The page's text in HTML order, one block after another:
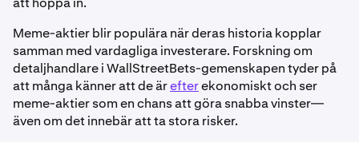
Meme-aktier blir populära när deras historia kopplar
samman med vardagliga investerare. Forskning om
detaljhandlare i WallStreetBets-gemenskapen tyder på
att många känner att de ärefterekonomiskt och ser
meme-aktier som en chans att göra snabba vinster—
även om det innebär att ta stora risker.